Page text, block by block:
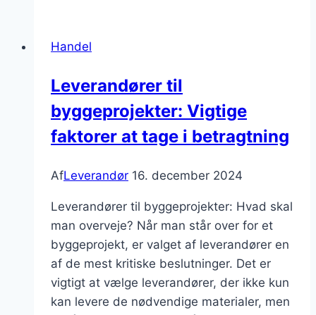
etisk
ansvar
produktionen
Handel
Leverandører til
byggeprojekter: Vigtige
faktorer at tage i betragtning
AfLeverandør 16. december 2024
Leverandører til byggeprojekter: Hvad skal
man overveje? Når man står over for et
byggeprojekt, er valget af leverandører en
af de mest kritiske beslutninger. Det er
vigtigt at vælge leverandører, der ikke kun
kan levere de nødvendige materialer, men